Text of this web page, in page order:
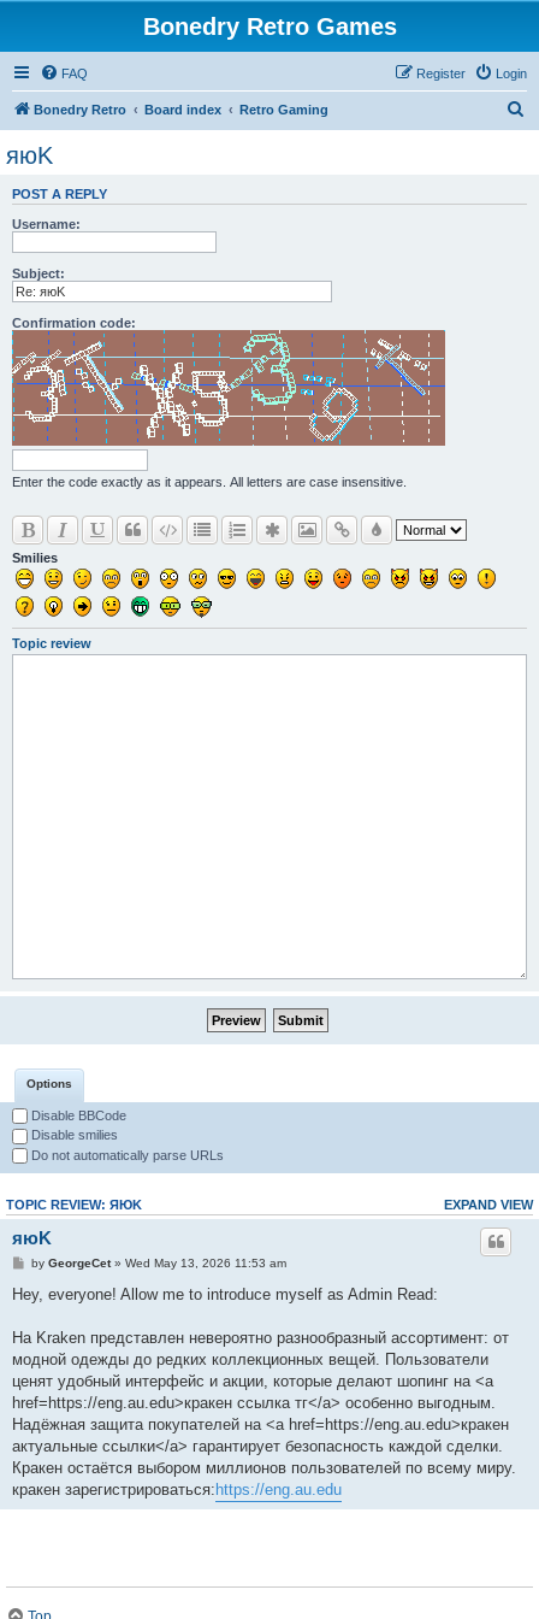
Bonedry Retro Games
FAQ Login
Register
Bonedry Retro Board index Retro Gaming
яюK
POST A REPLY
Username:
Subject:
Confirmation code:
Enter the code exactly as it appears. All letters are case insensitive.
Smilies
Topic review
Options
Disable BBCode
Disable smilies
Do not automatically parse URLs
EXPAND VIEW
TOPIC REVIEW: ЯЮK
яюK
by GeorgeCet» Wed May 13, 2026 11:53 am
Hey, everyone! Allow me to introduce myself as Admin Read:
На Kraken представлен невероятно разнообразный ассортимент: от
модной одежды до редких коллекционных вещей. Пользователи
ценят удобный интерфейс и акции, которые делают шопинг на <a
href=https://eng.au.edu>кракен ссылка тг</a> особенно выгодным.
Надёжная защита покупателей на <a href=https://eng.au.edu>кракен
актуальные ссылки</a> гарантирует безопасность каждой сделки.
Кракен остаётся выбором миллионов пользователей по всему миру.
кракен зарегистрироваться: https://eng.au.edu